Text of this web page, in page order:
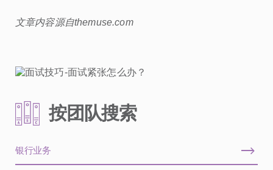
文章内容源自themuse.com
按团队搜索
银行业务